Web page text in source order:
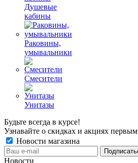
Душевые
кабины
Раковины,
умывальники
Смесители
Унитазы
Будьте всегда в курсе!
Узнавайте о скидках и акциях первым
Новости магазина
Новости